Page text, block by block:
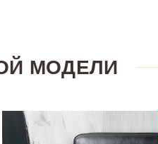
МОДЕЛИ